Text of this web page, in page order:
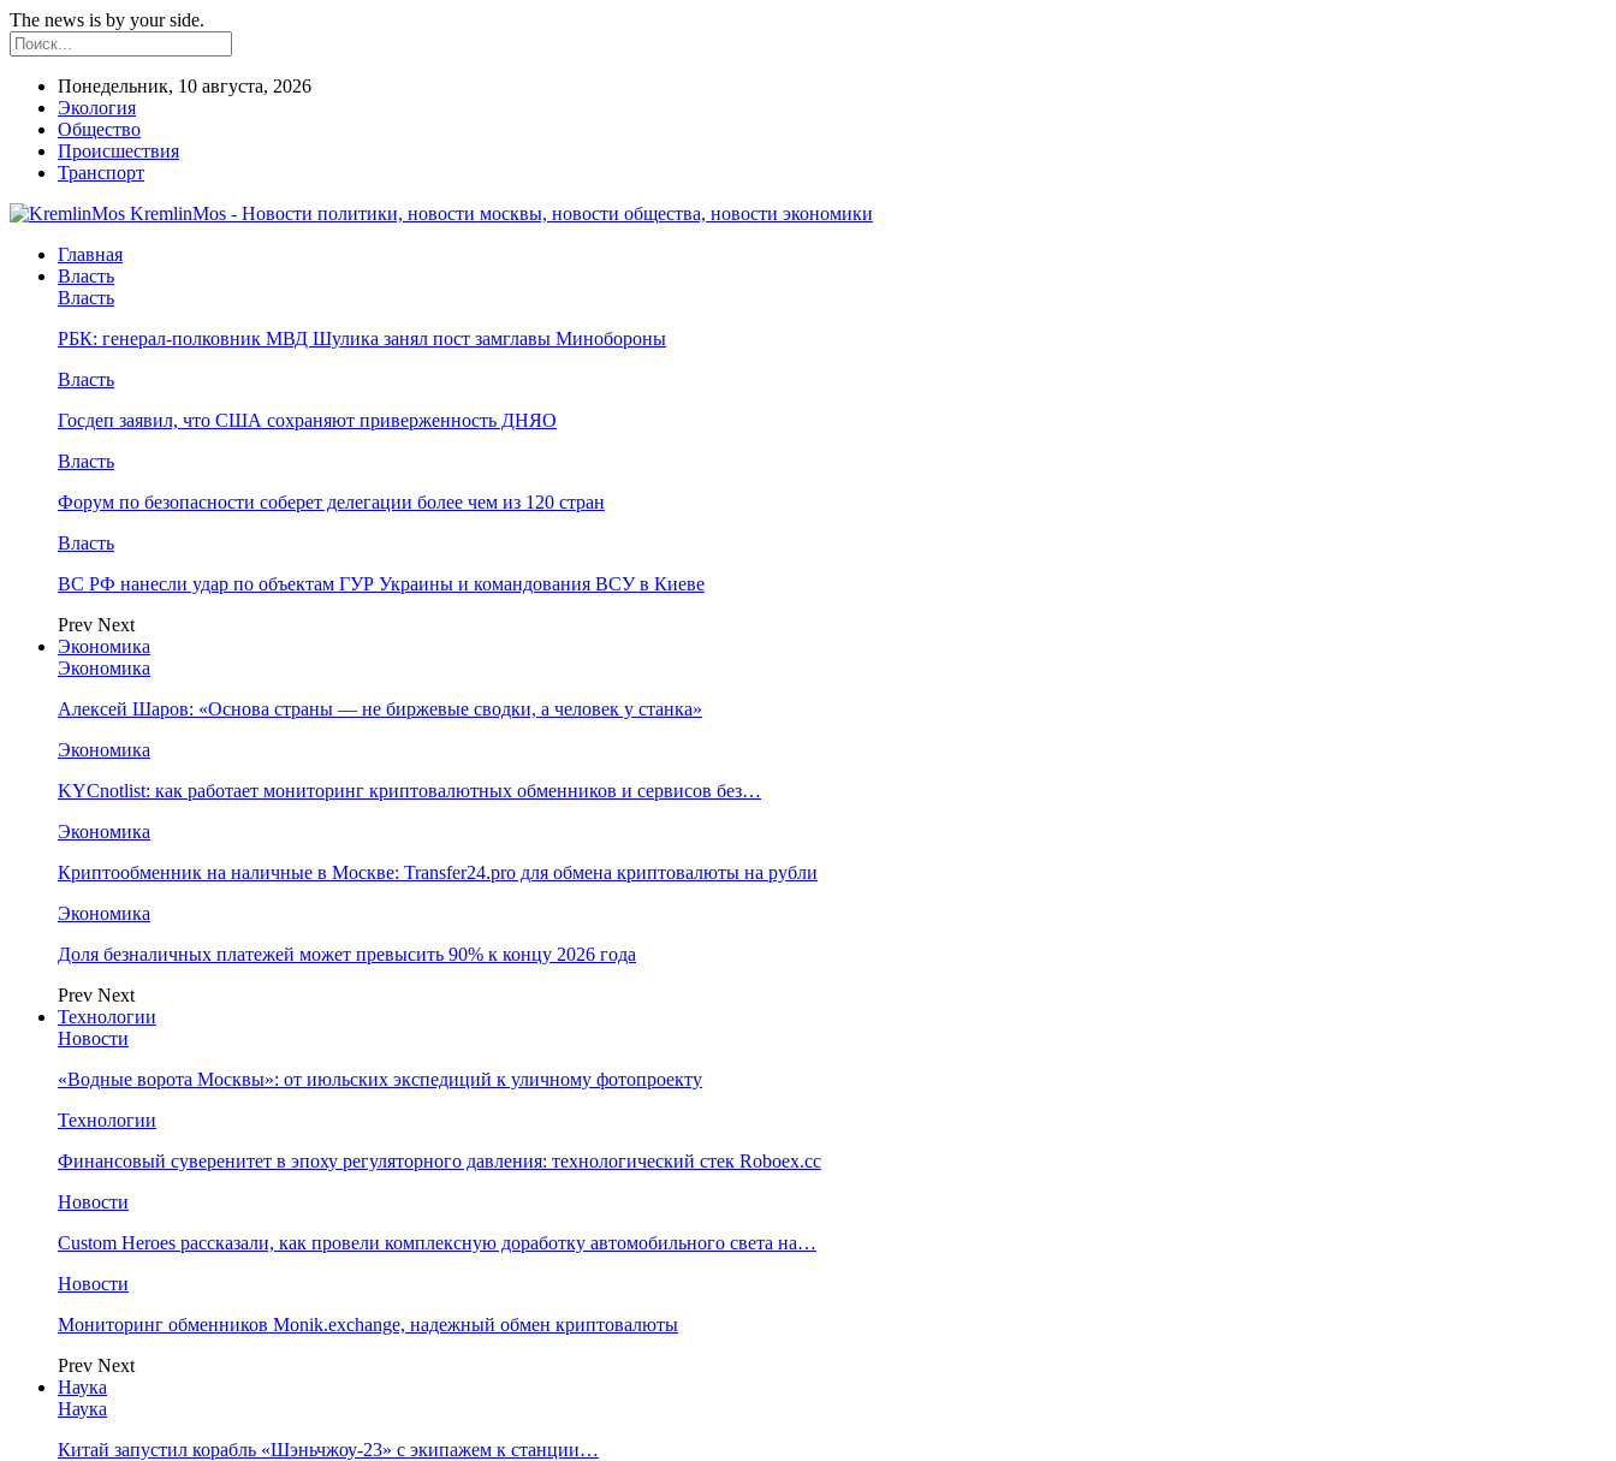
The news is by your side.
Понедельник, 10 августа, 2026
Экология
Общество
Происшествия
Транспорт
KremlinMos - Новости политики, новости москвы, новости общества, новости экономики
Главная
Власть
Власть
РБК: генерал-полковник МВД Шулика занял пост замглавы Минобороны
Власть
Госдеп заявил, что США сохраняют приверженность ДНЯО
Власть
Форум по безопасности соберет делегации более чем из 120 стран
Власть
ВС РФ нанесли удар по объектам ГУР Украины и командования ВСУ в Киеве
Prev Next
Экономика
Экономика
Алексей Шаров: «Основа страны — не биржевые сводки, а человек у станка»
Экономика
KYCnotlist: как работает мониторинг криптовалютных обменников и сервисов без…
Экономика
Криптообменник на наличные в Москве: Transfer24.pro для обмена криптовалюты на рубли
Экономика
Доля безналичных платежей может превысить 90% к концу 2026 года
Prev Next
Технологии
Новости
«Водные ворота Москвы»: от июльских экспедиций к уличному фотопроекту
Технологии
Финансовый суверенитет в эпоху регуляторного давления: технологический стек Roboex.cc
Новости
Custom Heroes рассказали, как провели комплексную доработку автомобильного света на…
Новости
Мониторинг обменников Monik.exchange, надежный обмен криптовалюты
Prev Next
Наука
Наука
Китай запустил корабль «Шэньчжоу-23» с экипажем к станции…